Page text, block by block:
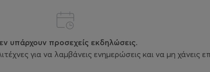
υπάρχουν προσεχείς εκδηλώσεις.
για να λαμβάνεις ενημερώσεις και να μη χάνεις